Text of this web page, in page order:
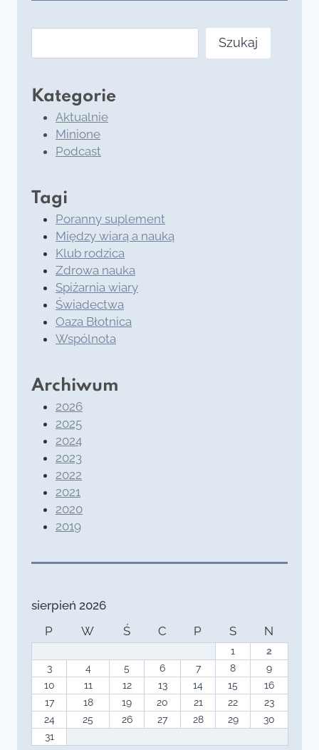
Szukaj
Kategorie
Aktualnie
Minione
Podcast
Tagi
Poranny suplement
Między wiarą a nauką
Klub rodzica
Zdrowa nauka
Spiżarnia wiary
Świadectwa
Oaza Błotnica
Wspólnota
Archiwum
2026
2025
2024
2023
2022
2021
2020
2019
sierpień 2026
P
W Ś C P S N
1
2
3
4 5 6 7 8
9
10
11 12 13 14 15
16
17
18 19 20 21 22
23
24
25 26 27 28 29
30
31